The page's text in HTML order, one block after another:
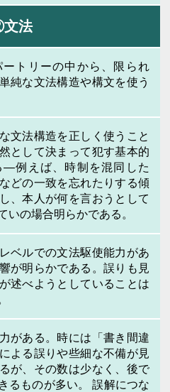
法
トリーの中から、限られ
純な文法構造や構文を使う
文法構造を正しく使うこと
として決まって犯す基本的
―例えば、時制を混同した
どの一致を忘れたりする傾
、本人が何を言おうとして
いの場合明らかである。
ベルでの文法駆使能力があ
が明らかである。誤りも見
述べようとしていることは
がある。時には「書き間違
よる誤りや些細な不備が見
が、その数は少なく、後で
るものが多い。 誤解につな